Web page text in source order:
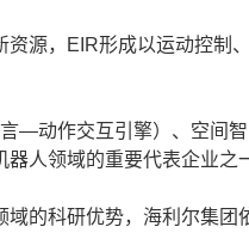
，EIR形成以运动控制
动作交互引擎）、空间智
人领域的重要代表企业之
科研优势，海利尔集团